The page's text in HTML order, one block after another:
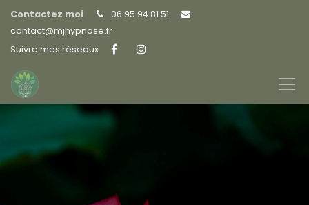
Contactez moi
06 95 94 81 51
contact@mjhypnose.fr
Suivre mes réseaux